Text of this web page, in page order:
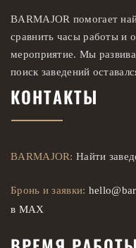
BARMAJOR помогает
сравнить часы работы и
мероприятие. Мы
поиск заведений
КОНТАКТЫ
BARMAJOR: Найти
Бронь и заявки:
в MAX